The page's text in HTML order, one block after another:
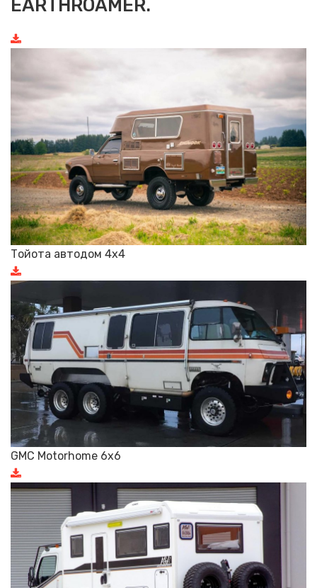
EARTHROAMER.
Тойота автодом 4х4
GMC Motorhome 6x6